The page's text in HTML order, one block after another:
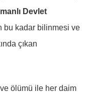
Devlet
bu kadar bilinmesi ve
çıkan
ölümü ile her daim